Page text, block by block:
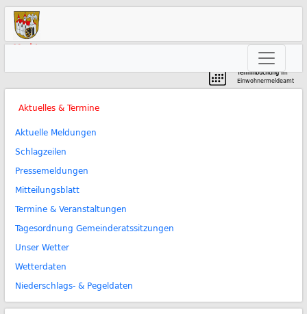
Markt
Terminbuchungim
Einwohnermeldeamt
Aktuelles & Termine
Aktuelle Meldungen
Schlagzeilen
Pressemeldungen
Mitteilungsblatt
Termine & Veranstaltungen
Tagesordnung Gemeinderatssitzungen
Unser Wetter
Wetterdaten
Niederschlags- & Pegeldaten